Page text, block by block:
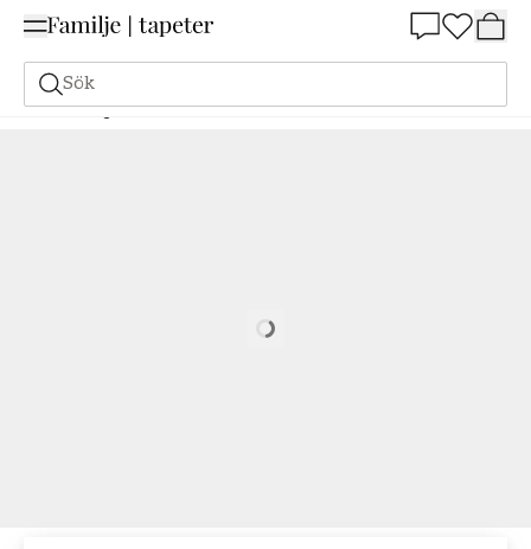
Sök
Målarfärg Beställ utifrån NCS Beställ utifrån NCS 0907-B20G
Loading…